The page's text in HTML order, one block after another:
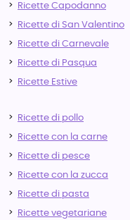
Ricette Capodanno
Ricette di San Valentino
Ricette di Carnevale
Ricette di Pasqua
Ricette Estive
Ricette di pollo
Ricette con la carne
Ricette di pesce
Ricette con la zucca
Ricette di pasta
Ricette vegetariane